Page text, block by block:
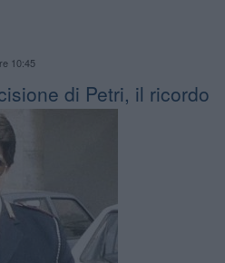
10:45
di Petri, il ricordo